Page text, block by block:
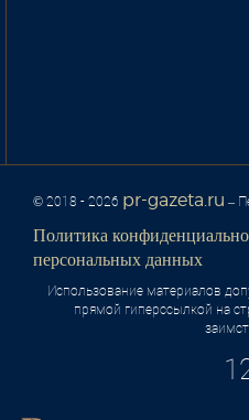
© 2018 - 2026 pr-gazeta.ru –
Политика
персональных данных
Использование материалов
прямой гиперссылкой на